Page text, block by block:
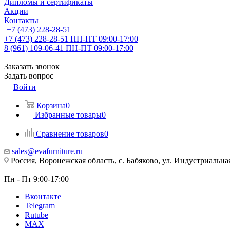
Дипломы и сертификаты
Акции
Контакты
+7 (473) 228-28-51
+7 (473) 228-28-51 ПН-ПТ 09:00-17:00
8 (961) 109-06-41 ПН-ПТ 09:00-17:00
Заказать звонок
Задать вопрос
Войти
Корзина0
Избранные товары0
Сравнение товаров0
sales@evafurniture.ru
Россия, Воронежская область, с. Бабяково, ул.
Пн - Пт 9:00-17:00
Вконтакте
Telegram
Rutube
MAX